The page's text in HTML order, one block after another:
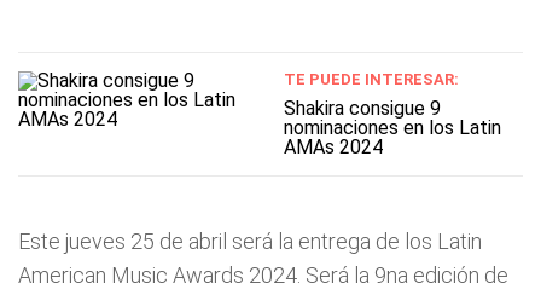
TE PUEDE INTERESAR:
Shakira consigue 9
nominaciones en los Latin
AMAs 2024
Este jueves 25 de abril será la entrega de los Latin
American Music Awards 2024. Será la 9na edición de